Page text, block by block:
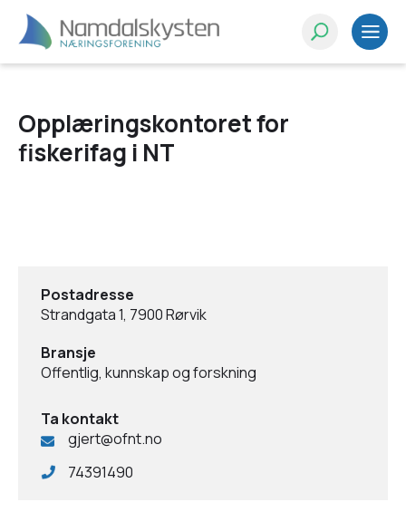
Opplæringskontoret for
fiskerifag i NT
Postadresse
Strandgata 1, 7900 Rørvik
Bransje
Offentlig, kunnskap og forskning
Ta kontakt
gjert@ofnt.no
74391490